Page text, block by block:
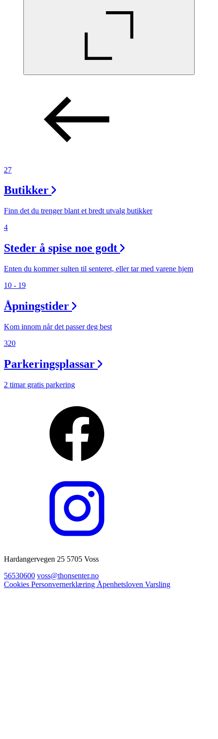
27
Butikker
Finn det du trenger blant et bredt utvalg butikker
4
Steder å spise noe godt
Enten du kommer sulten til senteret, eller tar med varene hjem
10 - 19
Åpningstider
Kom innom når det passer deg best
320
Parkeringsplassar
2 timar gratis parkering
Hardangervegen 25 5705 Voss
56530600 voss@thonsenter.no
Cookies Personvernerklæring Åpenhetsloven Varsling